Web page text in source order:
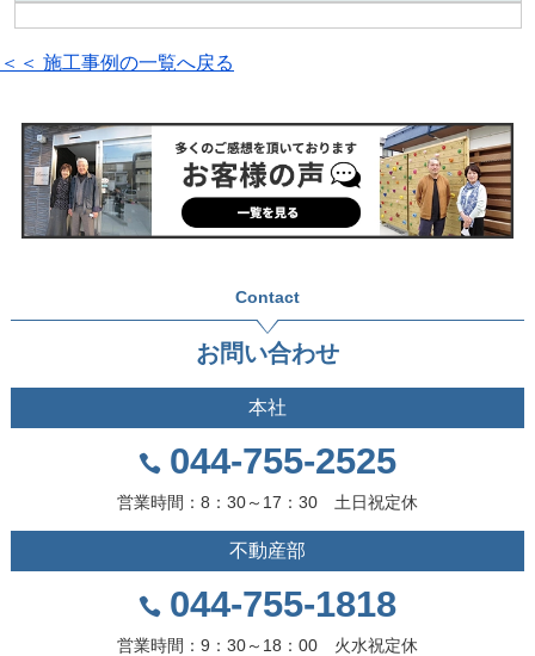
＜＜ 施工事例の一覧へ戻る
Contact
お問い合わせ
本社
044-755-2525
営業時間：8：30～17：30 土日祝定休
不動産部
044-755-1818
営業時間：9：30～18：00 火水祝定休